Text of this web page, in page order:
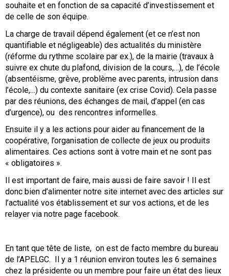
souhaite et en fonction de sa capacité d’investissement et
de celle de son équipe.
La charge de travail dépend également (et ce n’est non
quantifiable et négligeable) des actualités du ministère
(réforme du rythme scolaire par ex.), de la mairie (travaux à
suivre ex chute du plafond, division de la cours,…), de l’école
(absentéisme, grève, problème avec parents, intrusion dans
l’école,…) du contexte sanitaire (ex crise Covid). Cela passe
par des réunions, des échanges de mail, d’appel (en cas
d’urgence), ou des rencontres informelles.
Ensuite il y a les actions pour aider au financement de la
coopérative, l’organisation de collecte de jeux ou produits
alimentaires. Ces actions sont à votre main et ne sont pas
« obligatoires ».
Il est important de faire, mais aussi de faire savoir ! Il est
donc bien d’alimenter notre site internet avec des articles sur
l’actualité vos établissement et sur vos actions, et de les
relayer via notre page facebook.
En tant que tête de liste, on est de facto membre du bureau
de l’APELGC. Il y a 1 réunion environ toutes les 6 semaines
chez la présidente ou un membre pour faire un état des lieux